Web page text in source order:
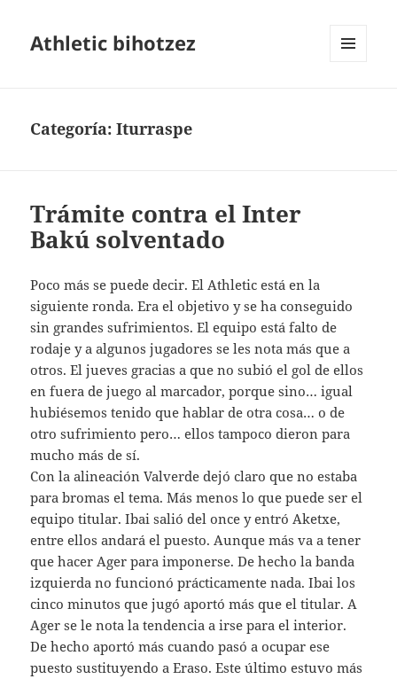
Athletic bihotzez
Categoría:Iturraspe
Trámite contra el Inter
Bakú solventado
Poco más se puede decir. El Athletic está en la
siguiente ronda. Era el objetivo y se ha conseguido
sin grandes sufrimientos. El equipo está falto de
rodaje y a algunos jugadores se les nota más que a
otros. El jueves gracias a que no subió el gol de ellos
en fuera de juego al marcador, porque sino… igual
hubiésemos tenido que hablar de otra cosa… o de
otro sufrimiento pero… ellos tampoco dieron para
mucho más de sí.
Con la alineación Valverde dejó claro que no estaba
para bromas el tema. Más menos lo que puede ser el
equipo titular. Ibai salió del once y entró Aketxe,
entre ellos andará el puesto. Aunque más va a tener
que hacer Ager para imponerse. De hecho la banda
izquierda no funcionó prácticamente nada. Ibai los
cinco minutos que jugó aportó más que el titular. A
Ager se le nota la tendencia a irse para el interior.
De hecho aportó más cuando pasó a ocupar ese
puesto sustituyendo a Eraso. Este último estuvo más